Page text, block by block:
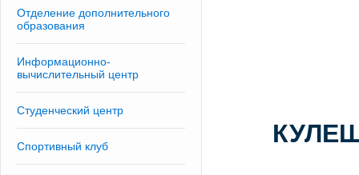
Отделение дополнительного
образования
Информационно-
вычислительный центр
Студенческий центр
Спортивный клуб